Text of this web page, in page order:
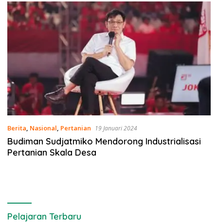
Berita, Nasional, Pertanian 19 Januari 2024
Budiman Sudjatmiko Mendorong Industrialisasi
Pertanian Skala Desa
Pelajaran Terbaru